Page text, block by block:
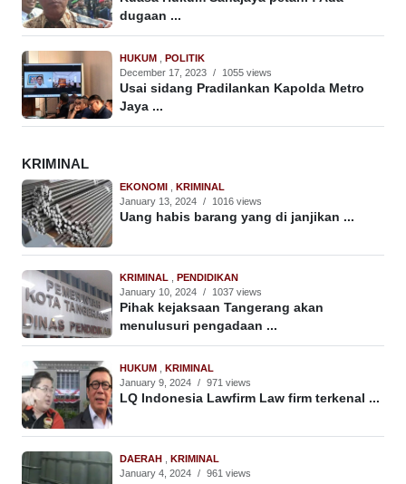
dugaan ...
HUKUM
POLITIK
December 17, 2023 / 1055 views
Usai sidang Pradilankan Kapolda Metro
Jaya ...
KRIMINAL
EKONOMI
KRIMINAL
January 13, 2024 / 1016 views
Uang habis barang yang di janjikan ...
KRIMINAL
PENDIDIKAN
January 10, 2024 / 1037 views
Pihak kejaksaan Tangerang akan
menulusuri pengadaan ...
HUKUM
KRIMINAL
January 9, 2024 / 971 views
LQ Indonesia Lawfirm Law firm terkenal ...
DAERAH
KRIMINAL
January 4, 2024 / 961 views